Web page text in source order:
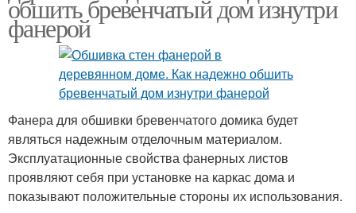
обшить бревенчатый дом изнутри
фанерой
Фанера для обшивки бревенчатого домика будет
являться надежным отделочным материалом.
Эксплуатационные свойства фанерных листов
проявляют себя при установке на каркас дома и
показывают положительные стороны их использования.